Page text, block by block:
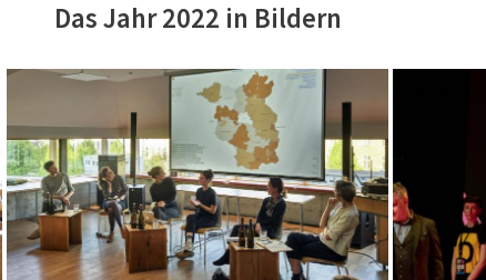
Das Jahr 2022 in Bildern